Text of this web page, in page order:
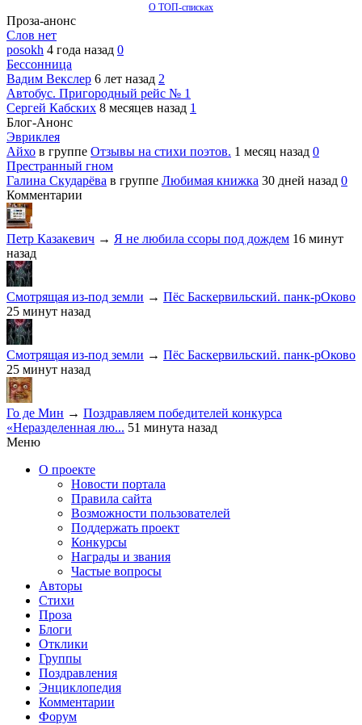
О ТОП-списках
Проза-анонс
Слов нет
posokh 4 года назад 0
Бессонница
Вадим Векслер 6 лет назад 2
Автобус. Пригородный рейс № 1
Сергей Кабских 8 месяцев назад 1
Блог-Анонс
Эвриклея
Айхо в группе Отзывы на стихи поэтов. 1 месяц назад 0
Престранный гном
Галина Скударёва в группе Любимая книжка 30 дней назад 0
Комментарии
Петр Казакевич → Я не любила ссоры под дождем 16 минут
назад
Смотрящая из-под земли → Пёс Баскервильский. панк-рОково
25 минут назад
Смотрящая из-под земли → Пёс Баскервильский. панк-рОково
25 минут назад
Го де Мин → Поздравляем победителей конкурса
«Неразделенная лю... 51 минута назад
Меню
О проекте
Новости портала
Правила сайта
Возможности пользователей
Поддержать проект
Конкурсы
Награды и звания
Частые вопросы
Авторы
Стихи
Проза
Блоги
Отклики
Группы
Поздравления
Энциклопедия
Комментарии
Форум